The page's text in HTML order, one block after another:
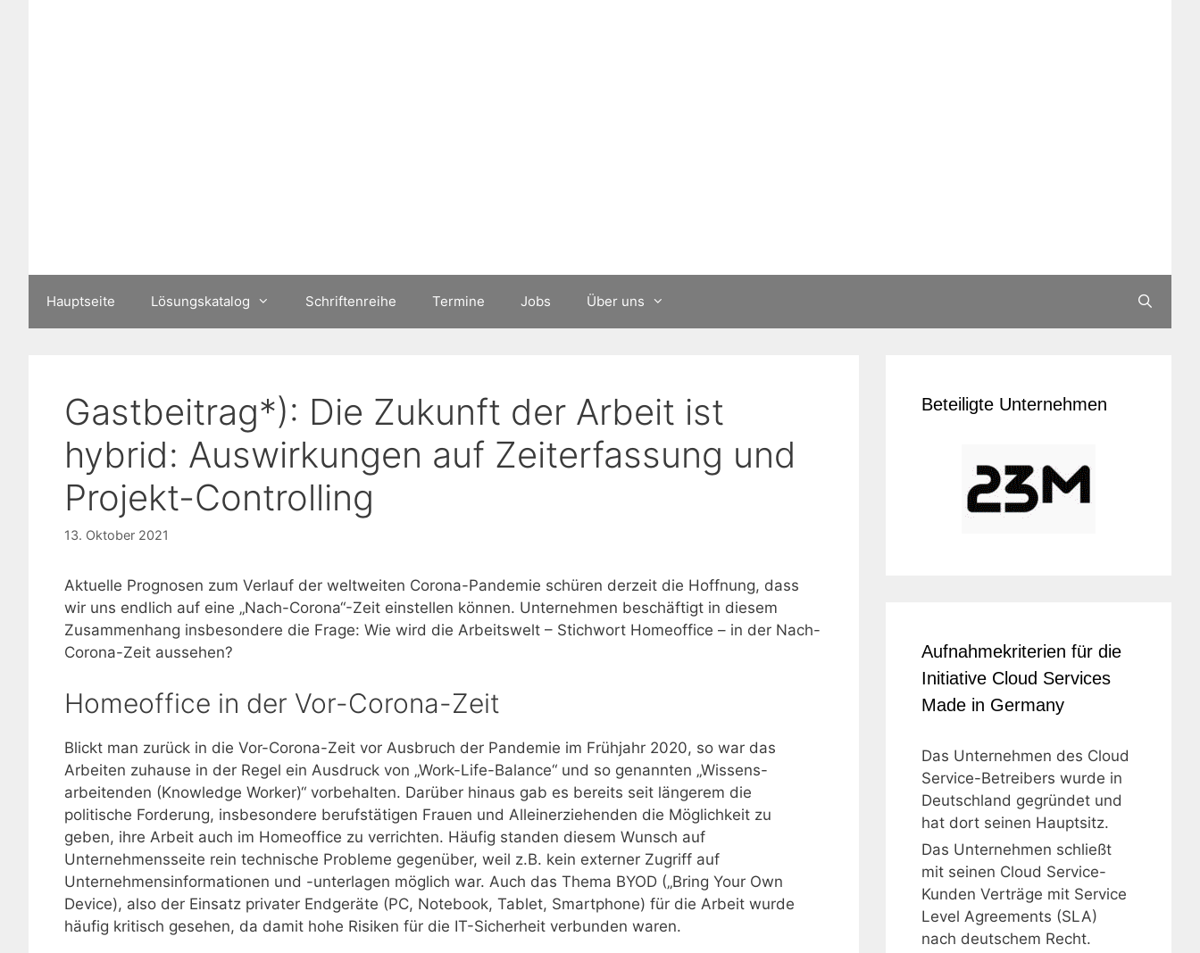
Hauptseite Lösungskatalog Schriftenreihe Termine Jobs Über uns
Gastbeitrag*): Die Zukunft der Arbeit ist
hybrid: Auswirkungen auf Zeiterfassung und
Projekt-Controlling
13. Oktober 2021
Aktuelle Prognosen zum Verlauf der weltweiten Corona-Pandemie schüren derzeit die Hoffnung, dass
wir uns endlich auf eine „Nach-Corona“-Zeit einstellen können. Unternehmen beschäftigt in diesem
Zusammenhang insbesondere die Frage: Wie wird die Arbeitswelt – Stichwort Homeoffice – in der Nach-
Corona-Zeit aussehen?
Homeoffice in der Vor-Corona-Zeit
Blickt man zurück in die Vor-Corona-Zeit vor Ausbruch der Pandemie im Frühjahr 2020, so war das
Arbeiten zuhause in der Regel ein Ausdruck von „Work-Life-Balance“ und so genannten „Wissens-
arbeitenden (Knowledge Worker)“ vorbehalten. Darüber hinaus gab es bereits seit längerem die
politische Forderung, insbesondere berufstätigen Frauen und Alleinerziehenden die Möglichkeit zu
geben, ihre Arbeit auch im Homeoffice zu verrichten. Häufig standen diesem Wunsch auf
Unternehmensseite rein technische Probleme gegenüber, weil z.B. kein externer Zugriff auf
Unternehmensinformationen und -unterlagen möglich war. Auch das Thema BYOD („Bring Your Own
Device), also der Einsatz privater Endgeräte (PC, Notebook, Tablet, Smartphone) für die Arbeit wurde
häufig kritisch gesehen, da damit hohe Risiken für die IT-Sicherheit verbunden waren.
Beteiligte Unternehmen
Aufnahmekriterien für die
Initiative Cloud Services
Made in Germany
Das Unternehmen des Cloud
Service-Betreibers wurde in
Deutschland gegründet und
hat dort seinen Hauptsitz.
Das Unternehmen schließt
mit seinen Cloud Service-
Kunden Verträge mit Service
Level Agreements (SLA)
nach deutschem Recht.